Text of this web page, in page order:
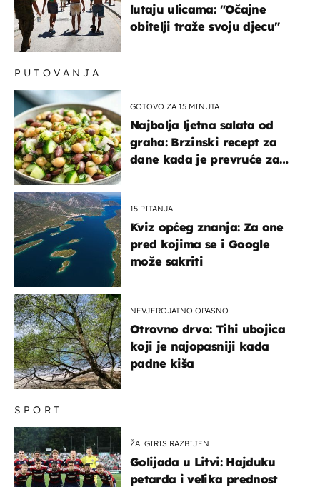
lutaju ulicama: "Očajne
obitelji traže svoju djecu"
SPORT
ŽALGIRIS RAZBIJEN
Golijada u Litvi: Hajduku
petarda i velika prednost
PUTOVANJA
GOTOVO ZA 15 MINUTA
Najbolja ljetna salata od
graha: Brzinski recept za
dane kada je prevruće za
15 PITANJA
Kviz općeg znanja: Za one
pred kojima se i Google
može sakriti
NEVJEROJATNO OPASNO
Otrovno drvo: Tihi ubojica
koji je najopasniji kada
padne kiša